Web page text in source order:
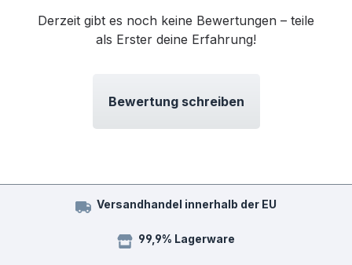
Derzeit gibt es noch keine Bewertungen – teile
als Erster deine Erfahrung!
Bewertung schreiben
Versandhandel innerhalb der EU
99,9% Lagerware